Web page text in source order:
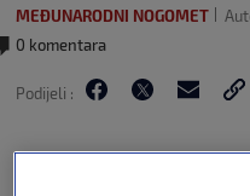
MEĐUNARODNI NOGOMET
0 komentara
Podijeli :